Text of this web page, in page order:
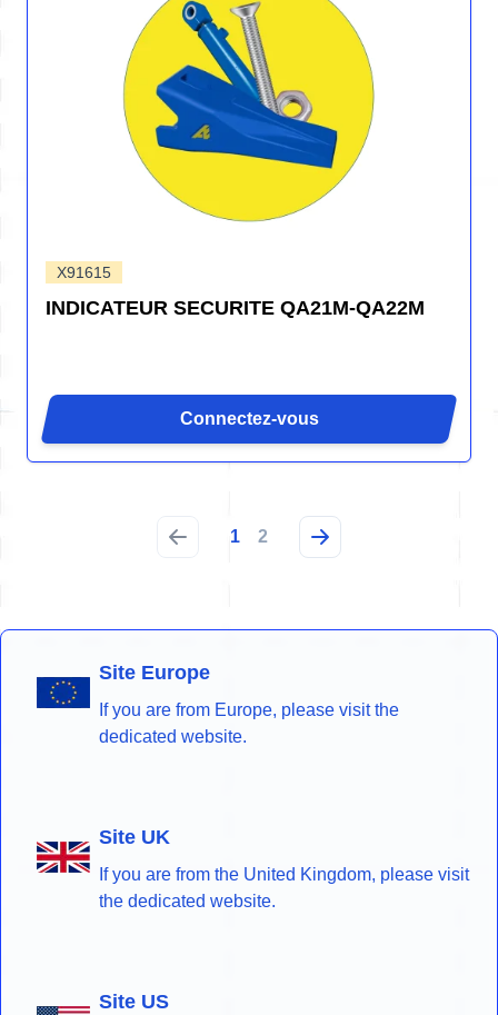
X91615
INDICATEUR SECURITE QA21M-QA22M
Connectez-vous
1 2
Site Europe
If you are from Europe, please visit the
dedicated website.
Site UK
If you are from the United Kingdom, please visit
the dedicated website.
Site US